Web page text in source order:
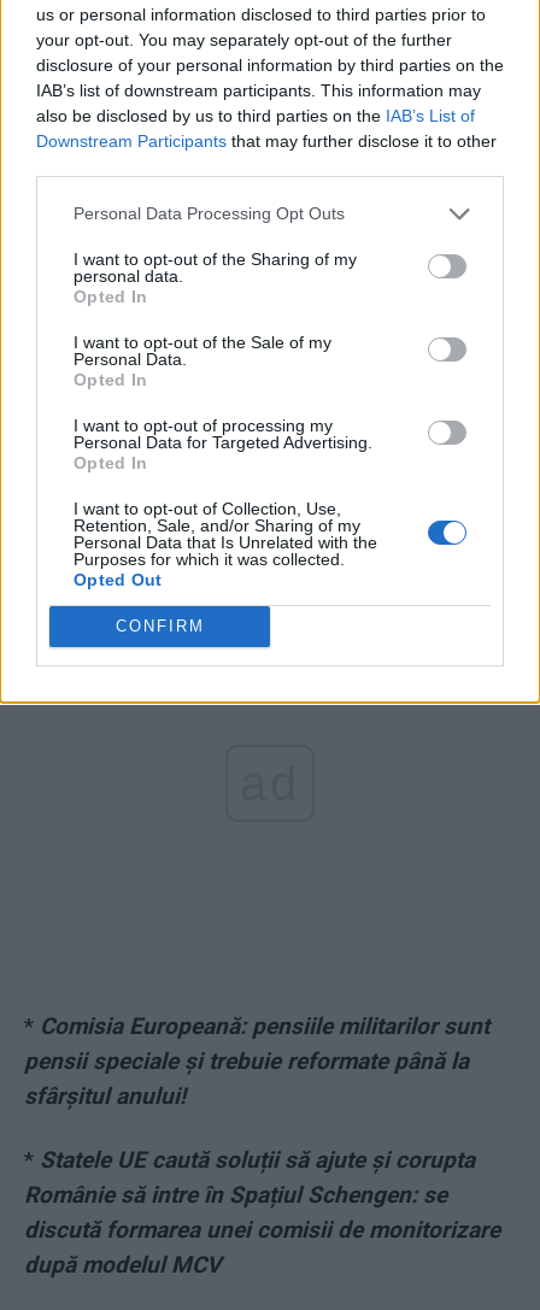
us or personal information disclosed to third parties prior to
your opt-out. You may separately opt-out of the further
disclosure of your personal information by third parties on the
IAB’s list of downstream participants. This information may
also be disclosed by us to third parties on the IAB’s List of
Downstream Participants that may further disclose it to other
Personal Data Processing Opt Outs
I want to opt-out of the Sharing of my
personal data.
Opted In
I want to opt-out of the Sale of my
Personal Data.
Opted In
I want to opt-out of processing my
Personal Data for Targeted Advertising.
Opted In
I want to opt-out of Collection, Use,
Retention, Sale, and/or Sharing of my
Personal Data that Is Unrelated with the
Purposes for which it was collected.
Opted Out
CONFIRM
*Baronul PSD-ist Niculae Bădălău a fost
înhățat de procurorii DNA! Vicepreședintele
Curții de Conturi făcea trafic de influență
pentru a căpușa banii statului, folosindu-și fiul,
fiica și ginerele drept paravan
Politicieni, medici, jurnaliști, artiști și sportivi
„vacciniști” sunt somați să-și ceară scuze, fiind
comparați cu „criminalii Revoluției”!
PSD impune, cu complicitatea PNL, o lege
abuzivă, care favorizează mafiotizarea
afaceri și politică și să colecteze cotizații cu
forța!
* Comisia Europeană: pensiile militarilor sunt
pensii speciale și trebuie reformate până la
sfârșitul anului!
* Statele UE caută soluții să ajute și corupta
Românie să intre în Spațiul Schengen: se
discută formarea unei comisii de monitorizare
după modelul MCV